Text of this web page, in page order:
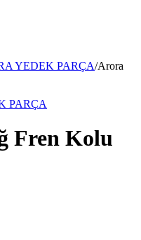
YEDEK PARÇA/Arora
PARÇA
Fren Kolu